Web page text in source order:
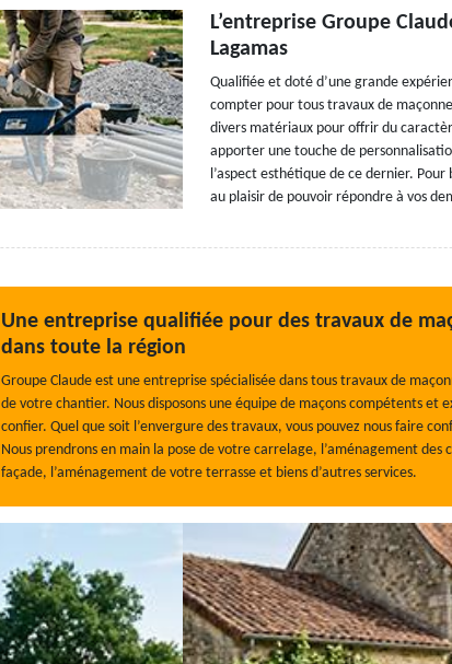
L’entreprise Groupe
Lagamas
Qualifiée et doté d’une grande
compter pour tous travaux de
divers matériaux pour offrir du
apporter une touche de
l’aspect esthétique de ce dernier.
au plaisir de pouvoir répondre à vos
Une entreprise qualifiée pour des travaux de
dans toute la région
Groupe Claude est une entreprise spécialisée dans tous travaux de
de votre chantier. Nous disposons une équipe de maçons compétents
confier. Quel que soit l’envergure des travaux, vous pouvez nous faire
Nous prendrons en main la pose de votre carrelage, l’aménagement
façade, l’aménagement de votre terrasse et biens d’autres services.